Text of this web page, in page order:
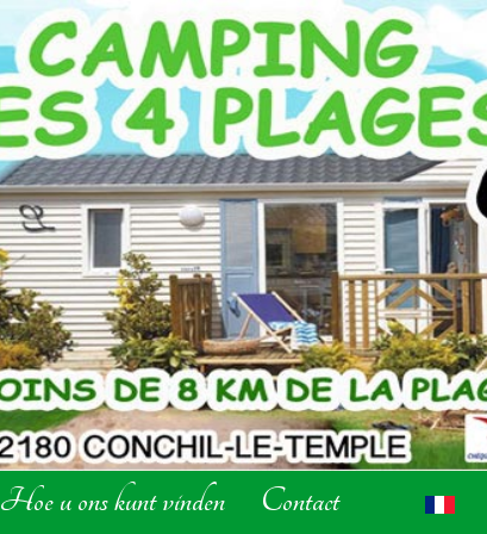
Hoe u ons kunt vinden Contact